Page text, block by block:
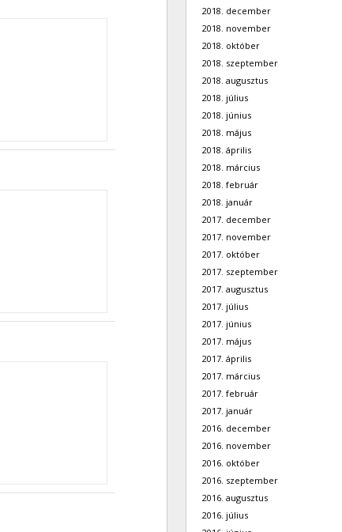
2018. december
2018. november
2018. október
2018. szeptember
2018. augusztus
2018. július
2018. június
2018. május
2018. április
2018. március
2018. február
2018. január
2017. december
2017. november
2017. október
2017. szeptember
2017. augusztus
2017. július
2017. június
2017. május
2017. április
2017. március
2017. február
2017. január
2016. december
2016. november
2016. október
2016. szeptember
2016. augusztus
2016. július